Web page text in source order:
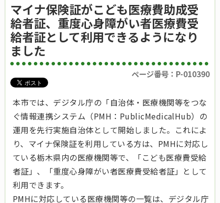
マイナ保険証がこども医療費助成受
給者証、重度心身障がい者医療費受
給者証として利用できるようになり
ました
ページ番号：P-010390
本市では、デジタル庁の「自治体・医療機関等をつな
ぐ情報連携システム（PMH：PublicMedicalHub）の
運用を先行実施自治体として開始しました。これによ
り、マイナ保険証を利用している方は、PMHに対応し
ている栃木県内の医療機関等で、「こども医療費受給
者証」、「重度心身障がい者医療費受給者証」として
利用できます。
PMHに対応している医療機関等の一覧は、デジタル庁